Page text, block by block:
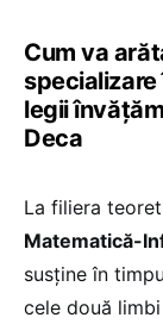
Cum va
legii
Deca
La filiera
Matematică-
susține în
cele două